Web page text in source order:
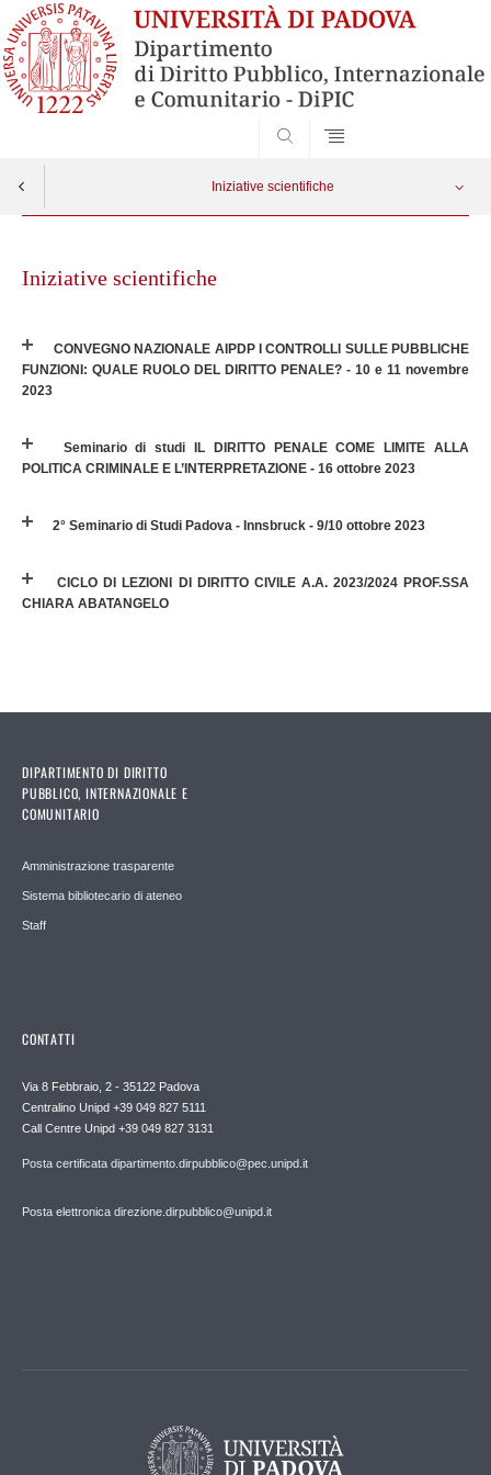
Iniziative scientifiche
contentIniziative scientifiche
CONVEGNO NAZIONALE AIPDP I CONTROLLI SULLE PUBBLICHE
FUNZIONI: QUALE RUOLO DEL DIRITTO PENALE? - 10 e 11 novembre
2023
Seminario di studi IL DIRITTO PENALE COME LIMITE ALLA
POLITICA CRIMINALE E L’INTERPRETAZIONE - 16 ottobre 2023
2° Seminario di Studi Padova - Innsbruck - 9/10 ottobre 2023
CICLO DI LEZIONI DI DIRITTO CIVILE A.A. 2023/2024 PROF.SSA
CHIARA ABATANGELO
DIPARTIMENTO DI DIRITTO
PUBBLICO, INTERNAZIONALE E
COMUNITARIO
Amministrazione trasparente
Sistema bibliotecario di ateneo
Staff
CONTATTI
Via 8 Febbraio, 2 - 35122 Padova
Centralino Unipd +39 049 827 5111
Call Centre Unipd +39 049 827 3131
Posta certificata dipartimento.dirpubblico@pec.unipd.it
Posta elettronica direzione.dirpubblico@unipd.it